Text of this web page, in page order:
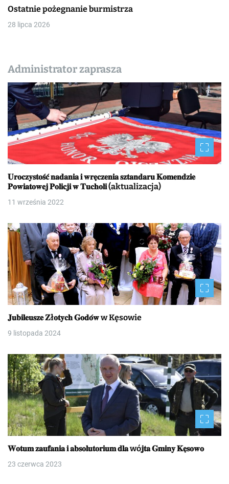
Ostatnie pożegnanie burmistrza
28 lipca 2026
Administrator zaprasza
𝐔𝐫𝐨𝐜𝐳𝐲𝐬𝐭𝐨𝐬́𝐜́ 𝐧𝐚𝐝𝐚𝐧𝐢𝐚 𝐢 𝐰𝐫𝐞̨𝐜𝐳𝐞𝐧𝐢𝐚 𝐬𝐳𝐭𝐚𝐧𝐝𝐚𝐫𝐮 𝐊𝐨𝐦𝐞𝐧𝐝𝐳𝐢𝐞
𝐏𝐨𝐰𝐢𝐚𝐭𝐨𝐰𝐞𝐣 𝐏𝐨𝐥𝐢𝐜𝐣𝐢 𝐰 𝐓𝐮𝐜𝐡𝐨𝐥𝐢 (aktualizacja)
11 września 2022
𝐉𝐮𝐛𝐢𝐥𝐞𝐮𝐬𝐳𝐞 𝐙ł𝐨𝐭𝐲𝐜𝐡 𝐆𝐨𝐝𝐨́𝐰 w Kęsowie
9 listopada 2024
𝐖𝐨𝐭𝐮𝐦 𝐳𝐚𝐮𝐟𝐚𝐧𝐢𝐚 𝐢 𝐚𝐛𝐬𝐨𝐥𝐮𝐭𝐨𝐫𝐢𝐮𝐦 𝐝𝐥𝐚 wó𝐣𝐭𝐚 𝐆𝐦𝐢𝐧𝐲 𝐊𝐞̨𝐬𝐨𝐰𝐨
23 czerwca 2023